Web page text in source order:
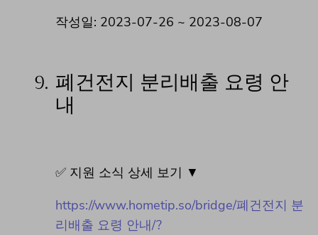
작성일: 2023-07-26 ~ 2023-08-07
9. 폐건전지 분리배출 요령 안
내
✅ 지원 소식 상세 보기 ▼
https://www.hometip.so/bridge/폐건전지 분
리배출 요령 안내/?